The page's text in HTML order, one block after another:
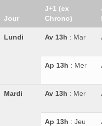
Jour
J+1 (ex
Chrono)
Lundi Av 13h : Mar
Ap 13h : Mer
Mardi Av 13h : Mer
Ap 13h : Jeu